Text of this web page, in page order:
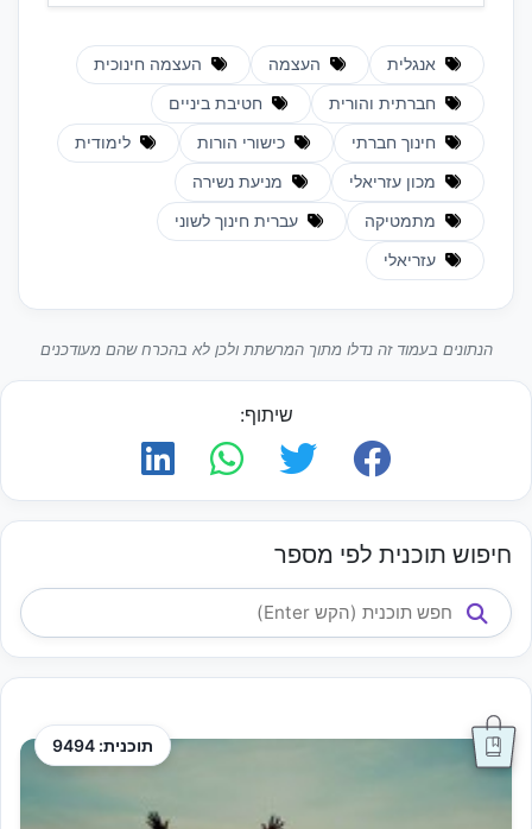
אנגלית העצמה העצמה חינוכית
חברתית והורית חטיבת ביניים
חינוך חברתי כישורי הורות לימודית
מכון עזריאלי מניעת נשירה
מתמטיקה עברית חינוך לשוני
עזריאלי
הנתונים בעמוד זה נדלו מתוך המרשתת ולכן לא בהכרח שהם מעודכנים
שיתוף:
חיפוש תוכנית לפי מספר
תוכנית: 9494